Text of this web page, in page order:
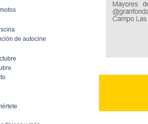
de autocine